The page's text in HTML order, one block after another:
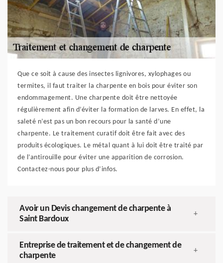
Que ce soit à cause des insectes lignivores, xylophages ou
termites, il faut traiter la charpente en bois pour éviter son
endommagement. Une charpente doit être nettoyée
régulièrement afin d’éviter la formation de larves. En effet, la
saleté n’est pas un bon recours pour la santé d’une
charpente. Le traitement curatif doit être fait avec des
produits écologiques. Le métal quant à lui doit être traité par
de l’antirouille pour éviter une apparition de corrosion.
Contactez-nous pour plus d’infos.
Avoir un Devis changement de charpente à
Saint Bardoux
+
Entreprise de traitement et de changement de
charpente
+